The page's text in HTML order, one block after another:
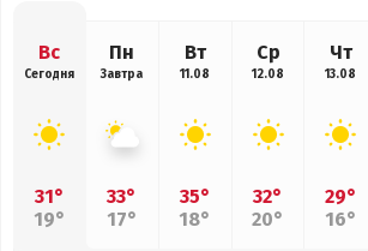
Вс
Сегодня
31°
19°
Пн
Завтра
33°
17°
Вт
11.08
35°
18°
Ср
12.08
32°
20°
Чт
13.08
29°
16°